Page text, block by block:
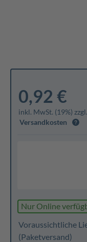
0,92 €
inkl. MwSt. (19%) zzgl.
Versandkosten
Nur Online
Voraussichtliche
(Paketversand)